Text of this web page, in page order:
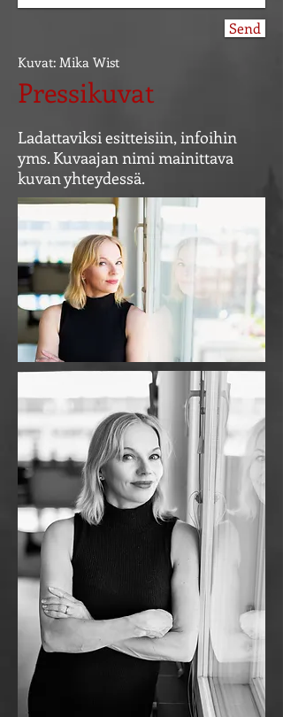
Send
Kuvat: Mika Wist
Pressikuvat
Ladattaviksi esitteisiin, infoihin
yms. Kuvaajan nimi mainittava
kuvan yhteydessä.